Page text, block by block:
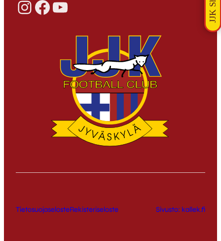
InstagramFacebook YouTube
TietosuojaselosteRekisteriseloste Sivusto: kallek.fi